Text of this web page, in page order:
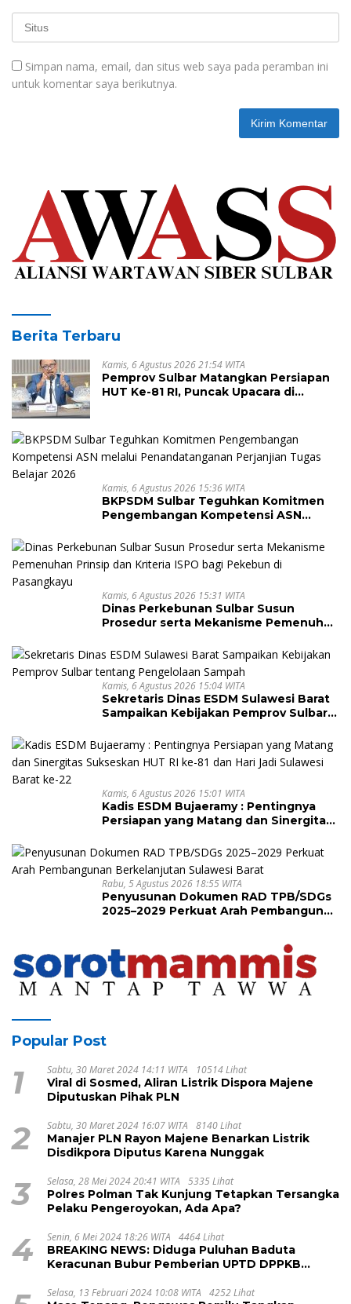
Simpan nama, email, dan situs web saya pada peramban ini
untuk komentar saya berikutnya.
Berita Terbaru
Kamis, 6 Agustus 2026 21:54 WITA
Pemprov Sulbar Matangkan Persiapan
HUT Ke-81 RI, Puncak Upacara di
Kamis, 6 Agustus 2026 15:36 WITA
BKPSDM Sulbar Teguhkan Komitmen
Pengembangan Kompetensi ASN
Tugas Belajar 2026
Kamis, 6 Agustus 2026 15:31 WITA
Dinas Perkebunan Sulbar Susun
Prosedur serta Mekanisme Pemenuhan
di Pasangkayu
Kamis, 6 Agustus 2026 15:04 WITA
Sekretaris Dinas ESDM Sulawesi Barat
Sampaikan Kebijakan Pemprov Sulbar
Kamis, 6 Agustus 2026 15:01 WITA
Kadis ESDM Bujaeramy : Pentingnya
Persiapan yang Matang dan Sinergitas
Sulawesi Barat ke-22
Rabu, 5 Agustus 2026 18:55 WITA
Penyusunan Dokumen RAD TPB/SDGs
2025–2029 Perkuat Arah Pembangunan
Popular Post
1 Sabtu, 30 Maret 2024 14:11 WITA 10514 Lihat
Viral di Sosmed, Aliran Listrik Dispora Majene
Diputuskan Pihak PLN
2 Sabtu, 30 Maret 2024 16:07 WITA 8140 Lihat
Manajer PLN Rayon Majene Benarkan Listrik
Disdikpora Diputus Karena Nunggak
3 Selasa, 28 Mei 2024 20:41 WITA 5335 Lihat
Polres Polman Tak Kunjung Tetapkan Tersangka
Pelaku Pengeroyokan, Ada Apa?
4 Senin, 6 Mei 2024 18:26 WITA 4464 Lihat
BREAKING NEWS: Diduga Puluhan Baduta
Keracunan Bubur Pemberian UPTD DPPKB
Selasa, 13 Februari 2024 10:08 WITA 4252 Lihat